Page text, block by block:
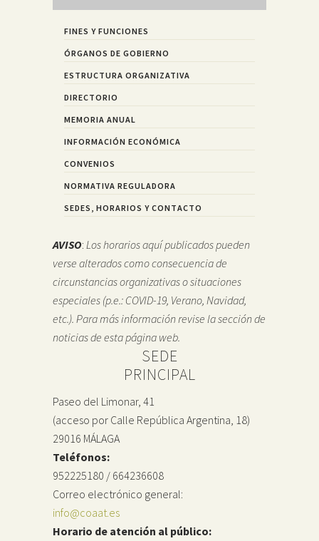
FINES Y FUNCIONES
ÓRGANOS DE GOBIERNO
ESTRUCTURA ORGANIZATIVA
DIRECTORIO
MEMORIA ANUAL
INFORMACIÓN ECONÓMICA
CONVENIOS
NORMATIVA REGULADORA
SEDES, HORARIOS Y CONTACTO
AVISO: Los horarios aquí publicados pueden
verse alterados como consecuencia de
circunstancias organizativas o situaciones
especiales (p.e.: COVID-19, Verano, Navidad,
etc.). Para más información revise la sección de
noticias de esta página web.
SEDE
PRINCIPAL
Paseo del Limonar, 41
(acceso por Calle República Argentina, 18)
29016 MÁLAGA
Teléfonos:
952225180 / 664236608
Correo electrónico general:
info@coaat.es
Horario de atención al público: